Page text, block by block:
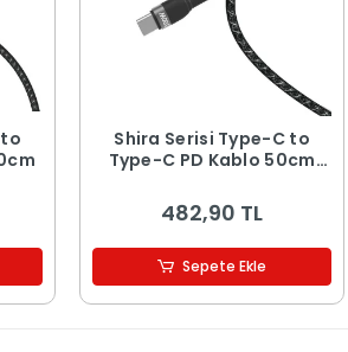
Shira Serisi Type-C to
Type-C PD Kablo 50cm
482,90 TL
Sepete Ekle